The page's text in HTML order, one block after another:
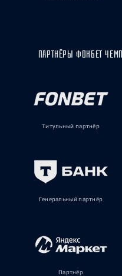
ПАРТНЁРЫ ФОНБЕТ
Титульный партнёр
Генеральный партнёр
Партнёр